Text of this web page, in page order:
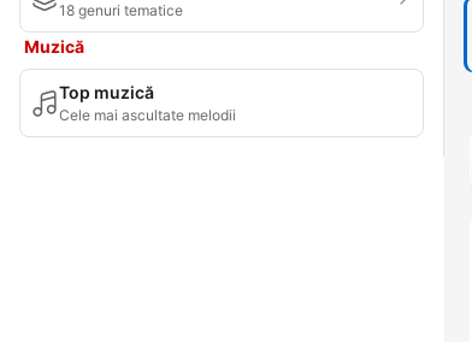
18 genuri tematice
Muzică
Top muzică
Cele mai ascultate melodii